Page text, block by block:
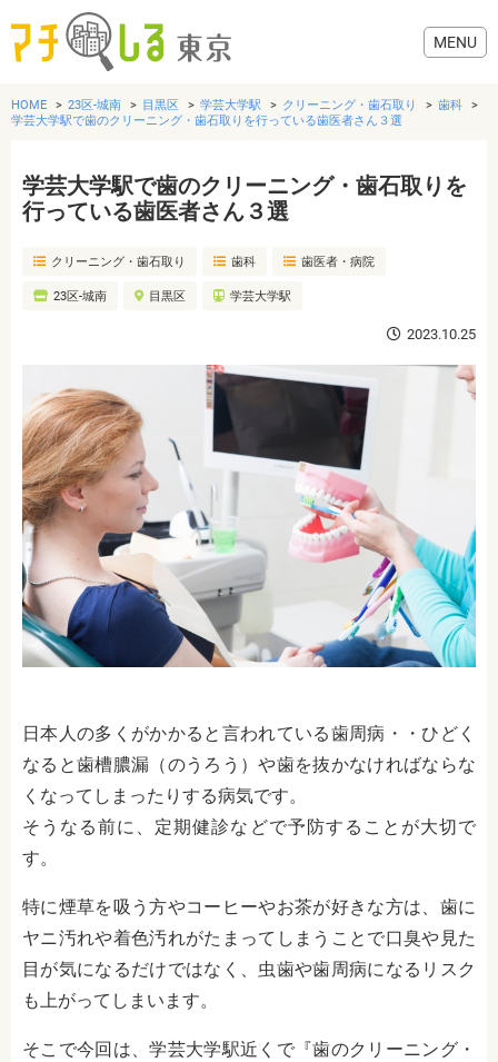
グルメ
美容・健康
おでかけ
生活
HOME 23区-城南 目黒区 学芸大学駅 クリーニング・歯石取り
歯科
学芸大学駅で歯のクリーニング・歯石取りを行っている歯医者さん３選
学芸大学駅で歯のクリーニング・歯石取りを
行っている歯医者さん３選
クリーニング・歯石取り 歯科 歯医者・病院
23区-城南 目黒区 学芸大学駅
2023.10.25
日本人の多くがかかると言われている歯周病・・ひどく
なると歯槽膿漏（のうろう）や歯を抜かなければならな
くなってしまったりする病気です。
そうなる前に、定期健診などで予防することが大切で
す。
特に煙草を吸う方やコーヒーやお茶が好きな方は、歯に
ヤニ汚れや着色汚れがたまってしまうことで口臭や見た
目が気になるだけではなく、虫歯や歯周病になるリスク
も上がってしまいます。
そこで今回は、学芸大学駅近くで『歯のクリーニング・